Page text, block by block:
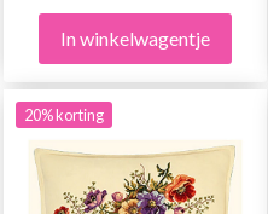
In winkelwagentje
20% korting